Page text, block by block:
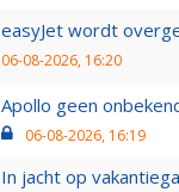
easyJet wordt
06-08-2026, 16:20
Apollo geen
06-08-2026, 16:19
In jacht op